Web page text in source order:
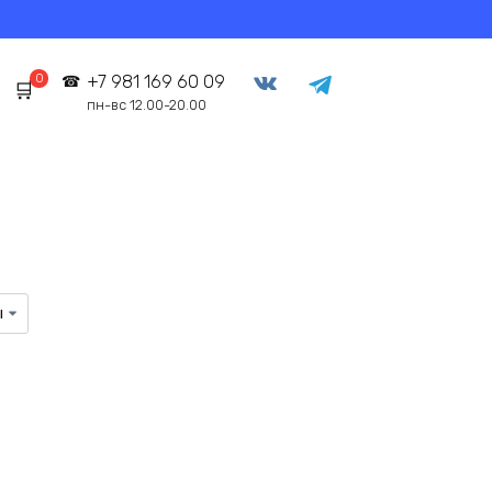
0 +7 981 169 60 09
пн-вс 12.00-20.00